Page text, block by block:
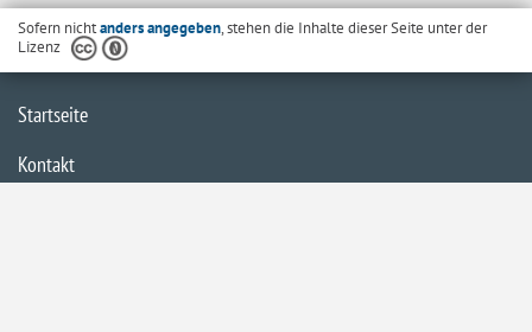
Sofern nichtanders angegeben, stehen die Inhalte dieser Seite unter der
Lizenz
Startseite
Kontakt